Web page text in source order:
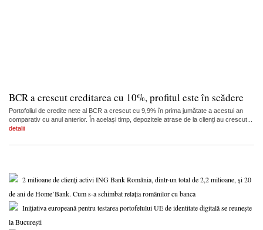
BCR a crescut creditarea cu 10%, profitul este în scădere
Portofoliul de credite nete al BCR a crescut cu 9,9% în prima jumătate a acestui an
comparativ cu anul anterior. În același timp, depozitele atrase de la clienți au crescut...
detalii
2 milioane de clienți activi ING Bank România, dintr-un total de 2,2 milioane, și 20
de ani de Home’Bank. Cum s-a schimbat relația românilor cu banca
Inițiativa europeană pentru testarea portofelului UE de identitate digitală se reunește
la București